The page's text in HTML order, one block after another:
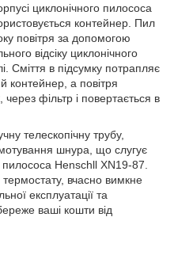
циклонічного пилососа
контейнер. Пил
повітря за допомогою
відсіку циклонічного
Сміття в підсумку потрапляє
контейнер, а повітря
фільтр і повертається в
телескопічну трубу,
шнура, що слугує
Henschll XN19-87.
вчасно вимкне
експлуатації та
ваші кошти від